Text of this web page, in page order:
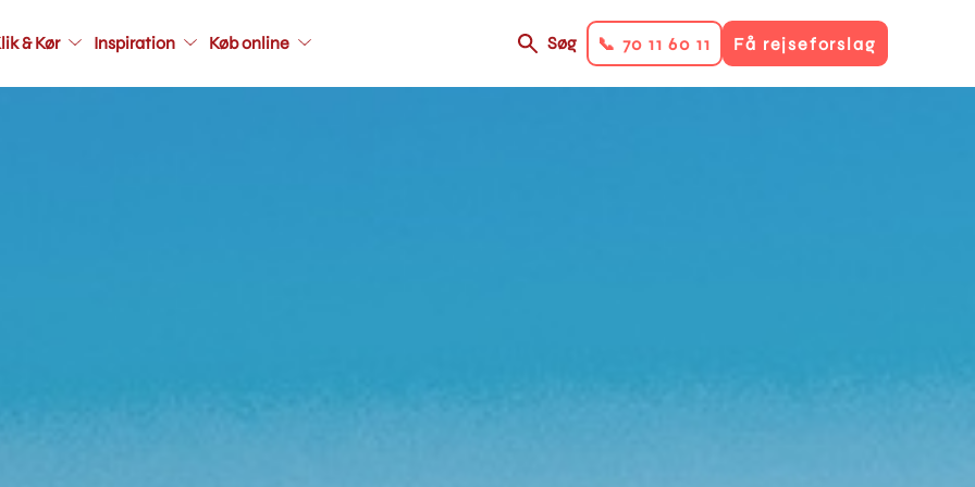
& Kør Inspiration Køb online
secondary
Søg 📞 70 11 60 11 Få rejseforslag